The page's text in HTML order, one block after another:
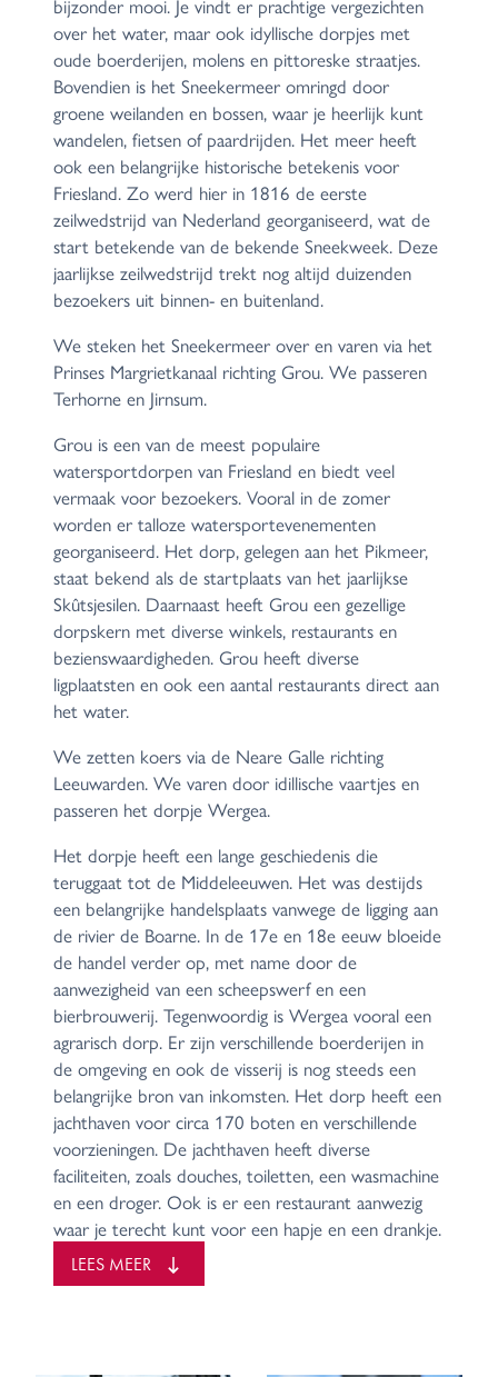
bijzonder mooi. Je vindt er prachtige vergezichten
over het water, maar ook idyllische dorpjes met
oude boerderijen, molens en pittoreske straatjes.
Bovendien is het Sneekermeer omringd door
groene weilanden en bossen, waar je heerlijk kunt
wandelen, fietsen of paardrijden. Het meer heeft
ook een belangrijke historische betekenis voor
Friesland. Zo werd hier in 1816 de eerste
zeilwedstrijd van Nederland georganiseerd, wat de
start betekende van de bekende Sneekweek. Deze
jaarlijkse zeilwedstrijd trekt nog altijd duizenden
bezoekers uit binnen- en buitenland.
We steken het Sneekermeer over en varen via het
Prinses Margrietkanaal richting Grou. We passeren
Terhorne en Jirnsum.
Grou is een van de meest populaire
watersportdorpen van Friesland en biedt veel
vermaak voor bezoekers. Vooral in de zomer
worden er talloze watersportevenementen
georganiseerd. Het dorp, gelegen aan het Pikmeer,
staat bekend als de startplaats van het jaarlijkse
Skûtsjesilen. Daarnaast heeft Grou een gezellige
dorpskern met diverse winkels, restaurants en
bezienswaardigheden. Grou heeft diverse
ligplaatsten en ook een aantal restaurants direct aan
het water.
We zetten koers via de Neare Galle richting
Leeuwarden. We varen door idillische vaartjes en
passeren het dorpje Wergea.
Het dorpje heeft een lange geschiedenis die
teruggaat tot de Middeleeuwen. Het was destijds
een belangrijke handelsplaats vanwege de ligging aan
de rivier de Boarne. In de 17e en 18e eeuw bloeide
de handel verder op, met name door de
aanwezigheid van een scheepswerf en een
bierbrouwerij. Tegenwoordig is Wergea vooral een
agrarisch dorp. Er zijn verschillende boerderijen in
de omgeving en ook de visserij is nog steeds een
belangrijke bron van inkomsten. Het dorp heeft een
jachthaven voor circa 170 boten en verschillende
voorzieningen. De jachthaven heeft diverse
faciliteiten, zoals douches, toiletten, een wasmachine
en een droger. Ook is er een restaurant aanwezig
waar je terecht kunt voor een hapje en een drankje.
We zetten koers richting Leeuwarden en varen
onder de N31 door de Himpenser Wielen op en
LEES MEER